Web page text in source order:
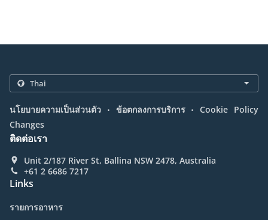
นโยบายความเป็นส่วนตัว . ข้อตกลงการบริการ . Cookie Policy
Changes
ติดต่อเรา
Unit 2/187 River St, Ballina NSW 2478, Australia
+61 2 6686 7217
Links
รายการอาหาร